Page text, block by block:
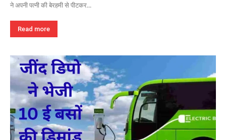
ने अपनी पत्नी की बेरहमी से पीटकर...
Read more